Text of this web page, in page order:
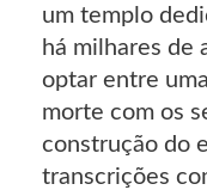
um templo
há milhares de
optar entre
morte com os
construção do
transcrições